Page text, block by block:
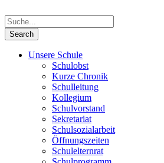
Unsere Schule
Schulobst
Kurze Chronik
Schulleitung
Kollegium
Schulvorstand
Sekretariat
Schulsozialarbeit
Öffnungszeiten
Schulelternrat